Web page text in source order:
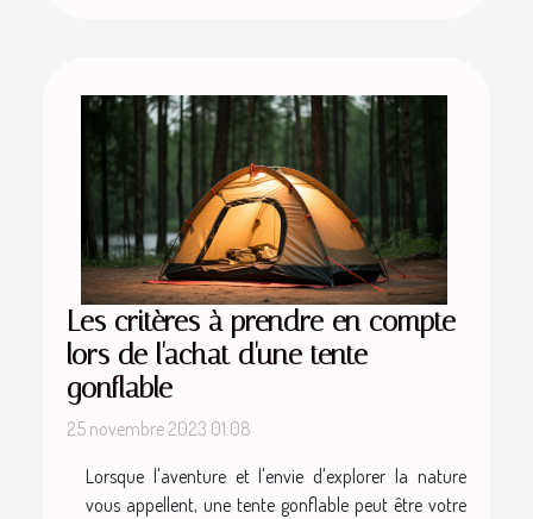
Les critères à prendre en compte
lors de l'achat d'une tente
gonflable
25 novembre 2023 01:08
Lorsque l'aventure et l'envie d'explorer la nature
vous appellent, une tente gonflable peut être votre